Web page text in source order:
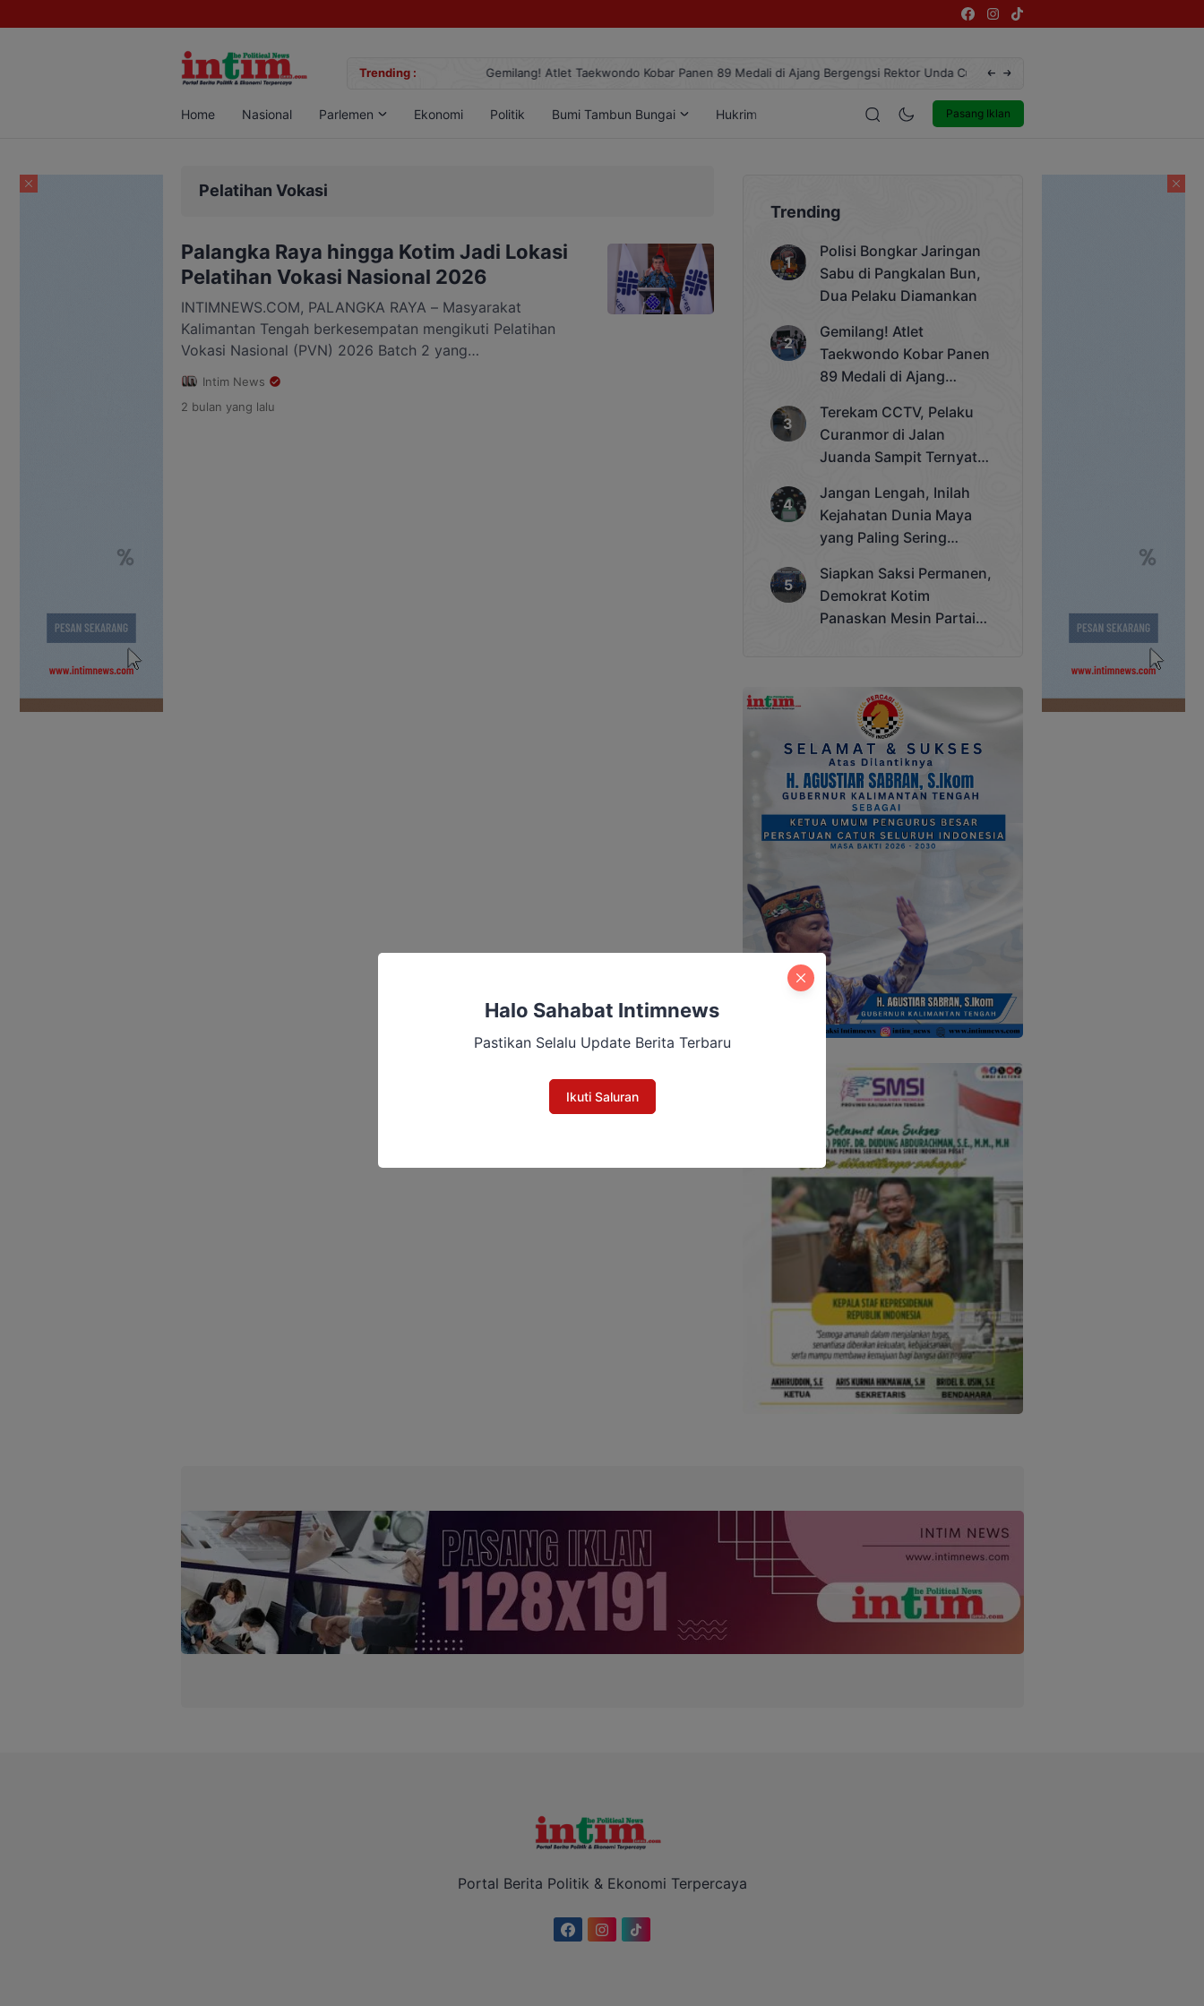
Trending :
Sabu di Pangkalan Bun, Dua Pelaku Diamankan Gemilang! Atlet Taekwondo Kobar Panen 89 Medali di Ajang Bergengsi Rektor Unda Cup 2025 Terekam CCTV, Pelaku Curanmor di Jalan
Pasang Iklan
Home Nasional Parlemen Ekonomi Politik Bumi Tambun Bungai Hukrim Entertainment
Pelatihan Vokasi
Palangka Raya hingga Kotim Jadi Lokasi
Pelatihan Vokasi Nasional 2026
INTIMNEWS.COM, PALANGKA RAYA – Masyarakat
Kalimantan Tengah berkesempatan mengikuti Pelatihan
Vokasi Nasional (PVN) 2026 Batch 2 yang
diselenggarakan Kementerian Ketenagakerjaan
(Kemnaker). Program ini menjadi salah satu upaya
pemerintah meningkatkan keterampilan kerja sekaligus
Intim News
2 bulan yang lalu
Trending
Polisi Bongkar Jaringan
Sabu di Pangkalan Bun,
Dua Pelaku Diamankan
Gemilang! Atlet
Taekwondo Kobar Panen
89 Medali di Ajang
Cup 2025
Terekam CCTV, Pelaku
Curanmor di Jalan
Juanda Sampit Ternyata
Jangan Lengah, Inilah
Kejahatan Dunia Maya
yang Paling Sering
Siapkan Saksi Permanen,
Demokrat Kotim
Panaskan Mesin Partai
Portal Berita Politik & Ekonomi Terpercaya
Halo Sahabat Intimnews
Pastikan Selalu Update Berita Terbaru
Ikuti Saluran